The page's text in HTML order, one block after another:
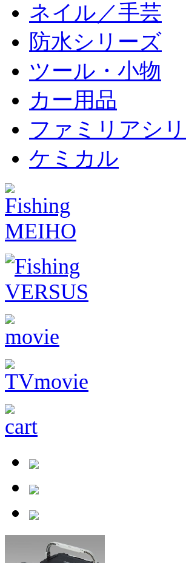
ネイル／手芸
防水シリーズ
ツール・小物
カー用品
ファミリアシ
ケミカル